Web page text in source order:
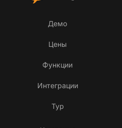
Демо
Цены
Функции
Интеграции
Тур